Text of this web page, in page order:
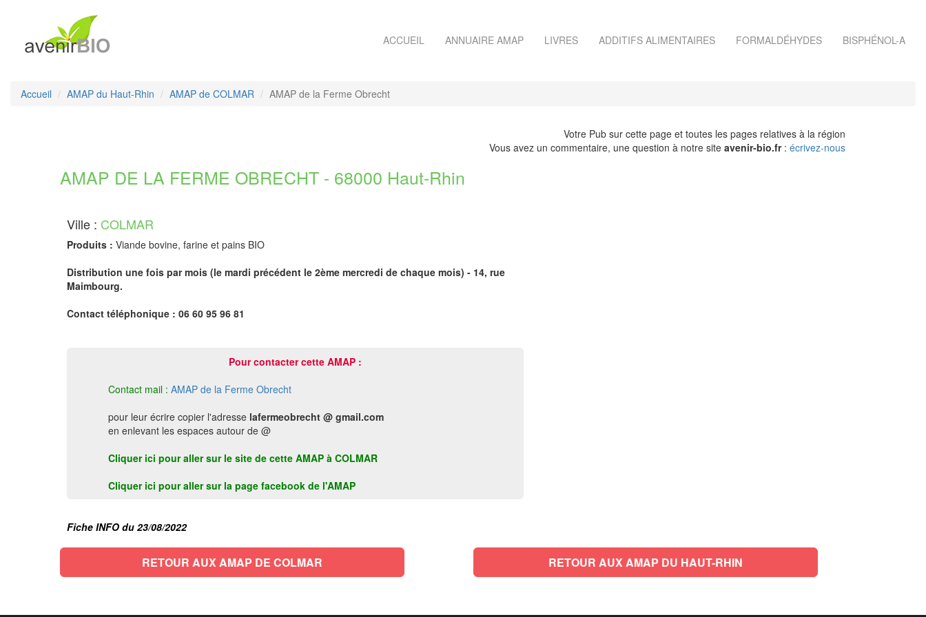
ACCUEIL ANNUAIRE AMAP LIVRES ADDITIFS ALIMENTAIRES FORMALDÉHYDES BISPHÉNOL-A
Accueil AMAP du Haut-Rhin AMAP de COLMAR AMAP de la Ferme Obrecht
Votre Pub sur cette page et toutes les pages relatives à la région
Vous avez un commentaire, une question à notre site avenir-bio.fr: écrivez-nous
AMAP DE LA FERME OBRECHT - 68000 Haut-Rhin
Ville : COLMAR
Produits : Viande bovine, farine et pains BIO
Distribution une fois par mois (le mardi précédent le 2ème mercredi de chaque mois) - 14, rue
Maimbourg.
Contact téléphonique : 06 60 95 96 81
Pour contacter cette AMAP :
Contact mail : AMAP de la Ferme Obrecht
pour leur écrire copier l'adresse lafermeobrecht @ gmail.com
en enlevant les espaces autour de @
Cliquer ici pour aller sur le site de cette AMAP à COLMAR
Cliquer ici pour aller sur la page facebook de l'AMAP
Fiche INFO du 23/08/2022
RETOUR AUX AMAP DE COLMAR RETOUR AUX AMAP DU HAUT-RHIN